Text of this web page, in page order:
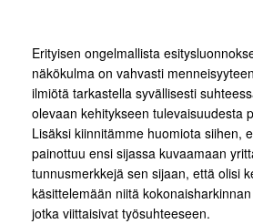
Erityisen ongelmallista
näkökulma on vahvasti
ilmiötä tarkastella syvällisesti
olevaan kehitykseen tulevaisuudesta
Lisäksi kiinnitämme huomiota siihen,
painottuu ensi sijassa kuvaamaan
tunnusmerkkejä sen sijaan, että olisi
käsittelemään niitä
jotka viittaisivat työsuhteeseen.